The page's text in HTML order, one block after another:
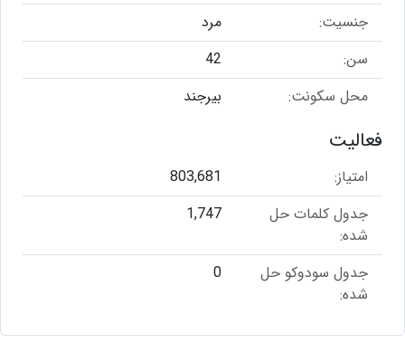
جنسیت:
مرد
سن:
42
محل سکونت:
بیرجند
فعالیت
امتیاز:
803,681
جدول کلمات حل
شده:
1,747
جدول سودوکو حل
شده:
0